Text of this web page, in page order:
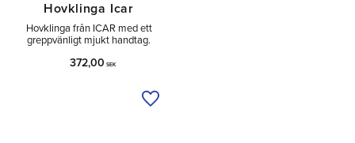
Hovklinga Icar
Hovklinga från ICAR med ett
greppvänligt mjukt handtag.
372,00 SEK
Lägg till i önskelista